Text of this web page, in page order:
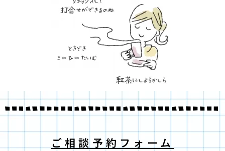
ご相談予約フォーム